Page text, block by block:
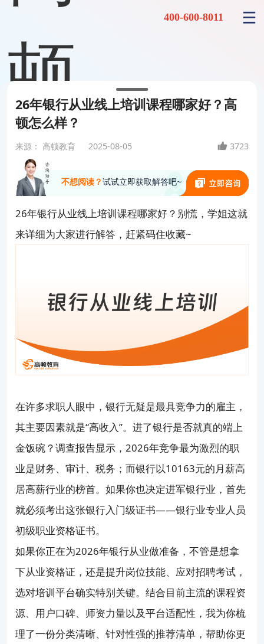
400-600-8011
26年银行从业线上培训课程哪家好？高
顿怎么样？
来源： 高顿教育 2025-08-05 3723
不想阅读？试试立即获取解答吧~
26年银行从业线上培训课程哪家好？别慌，学姐这就
来详细为大家进行解答，赶紧码住收藏~
在许多求职人眼中，银行无疑是最具竞争力的雇主，
其主要因素就是“高收入”。进了银行是否就真的端上
金饭碗？调查报告显示，2026年竞争最为激烈的职
业是财务、审计、税务；而银行以10163元的月薪高
居高薪行业的榜首。如果你也决定进军银行业，首先
就必须考出这张银行入门级证书——银行业专业人员
初级职业资格证书。
如果你正在为2026年银行从业做准备，不管是想拿
下从业资格证，还是提升岗位技能、应对招聘考试，
选对培训平台确实特别关键。结合目前主流的课程资
源、用户口碑、师资力量以及平台适配性，我为你梳
理了一份分类清晰、针对性强的推荐清单，帮助你更